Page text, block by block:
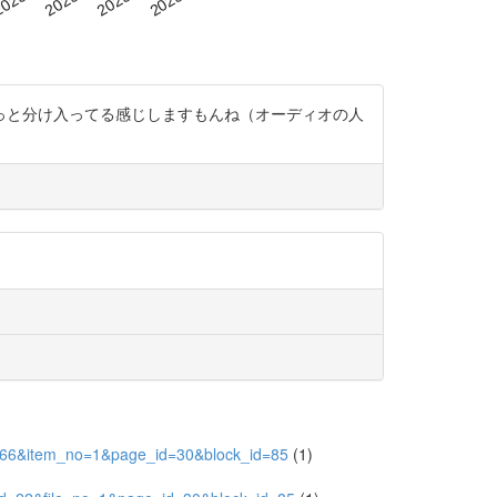
分け入ってる感じしますもんね（オーディオの人
(1)